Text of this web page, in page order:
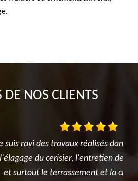
DE NOS CLIENTS
réalisés dans mon jardin entre
l'entretien des rosiers, la tonte
et la création du jardin